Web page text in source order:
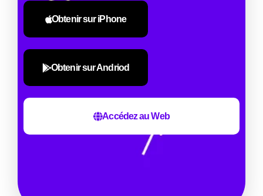
Obtenir sur iPhone
Obtenir sur Andriod
Accédez au Web